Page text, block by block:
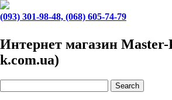
(093) 301-98-48, (068) 605-74-79
Интернет магазин
k.com.ua)